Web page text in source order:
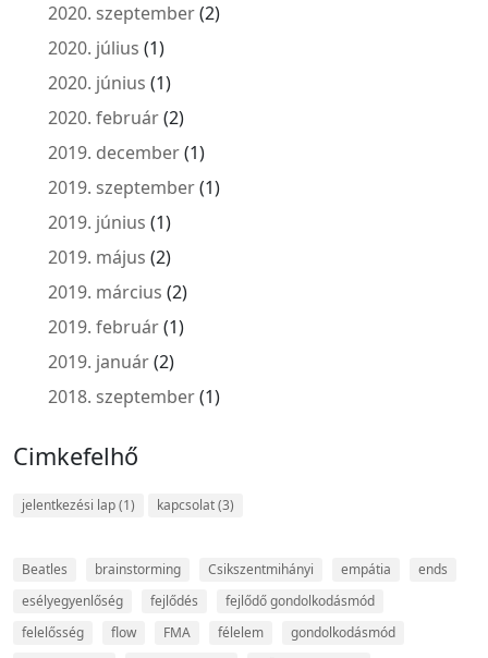
2020. szeptember(2)
2020. július (1)
2020. június (1)
2020. február(2)
2019. december(1)
2019. szeptember(1)
2019. június (1)
2019. május (2)
2019. március (2)
2019. február(1)
2019. január(2)
2018. szeptember(1)
Cimkefelhő
jelentkezési lap(1) kapcsolat(3)
Beatles brainstorming Csikszentmihányi empátia
ends
esélyegyenlőség
fejlődés
fejlődő gondolkodásmód
felelősség
flow FMA félelem
gondolkodásmód